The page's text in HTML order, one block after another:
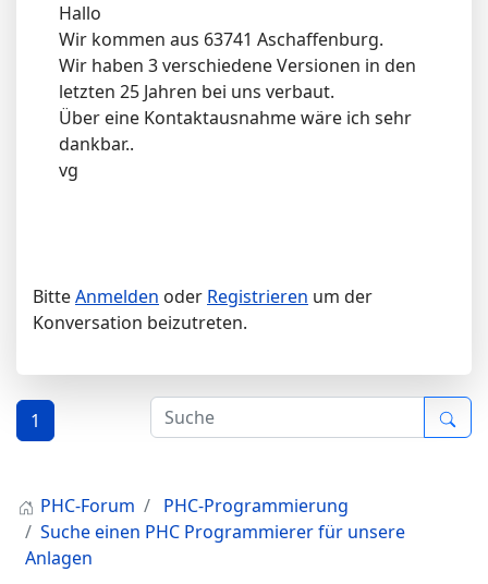
Hallo
Wir kommen aus 63741 Aschaffenburg.
Wir haben 3 verschiedene Versionen in den
letzten 25 Jahren bei uns verbaut.
Über eine Kontaktausnahme wäre ich sehr
dankbar..
vg
BitteAnmelden oder Registrieren um der
Konversation beizutreten.
1
PHC-Forum
PHC-Programmierung
Suche einen PHC Programmierer für unsere
Anlagen